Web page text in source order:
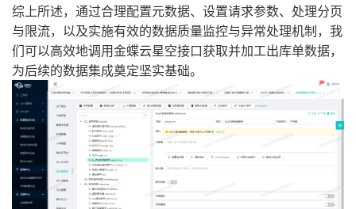
综上所述，通过合理配置元数据、设置请求参数、处理分页
与限流，以及实施有效的数据质量监控与异常处理机制，我
们可以高效地调用金蝶云星空接口获取并加工出库单数据，
为后续的数据集成奠定坚实基础。